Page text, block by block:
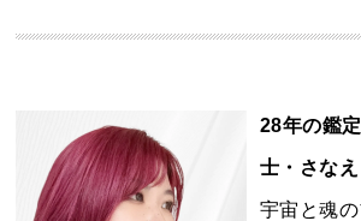
28年の鑑
士・さなえ
宇宙と魂